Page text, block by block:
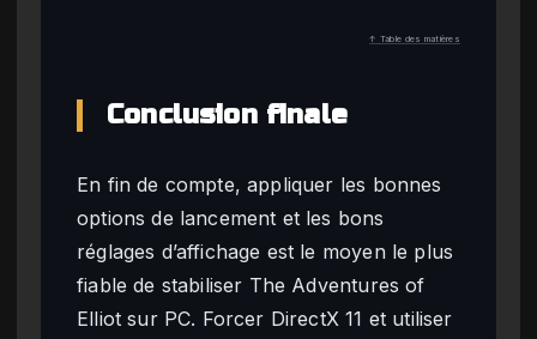
↑ Table des matières
Conclusion finale
En fin de compte, appliquer les bonnes
options de lancement et les bons
réglages d’affichage est le moyen le plus
fiable de stabiliser The Adventures of
Elliot sur PC. Forcer DirectX 11 et utiliser